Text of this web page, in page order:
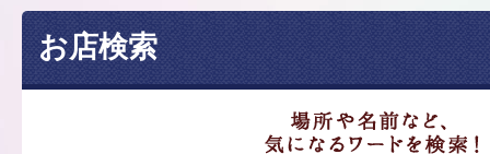
お店検索